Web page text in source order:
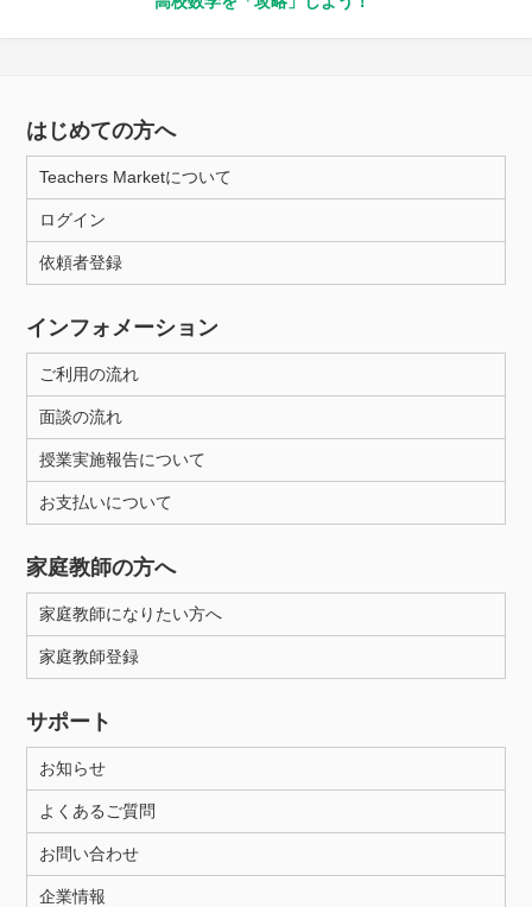
はじめての方へ
Teachers Marketについて
ログイン
依頼者登録
インフォメーション
ご利用の流れ
面談の流れ
授業実施報告について
お支払いについて
家庭教師の方へ
家庭教師になりたい方へ
家庭教師登録
サポート
お知らせ
よくあるご質問
お問い合わせ
企業情報